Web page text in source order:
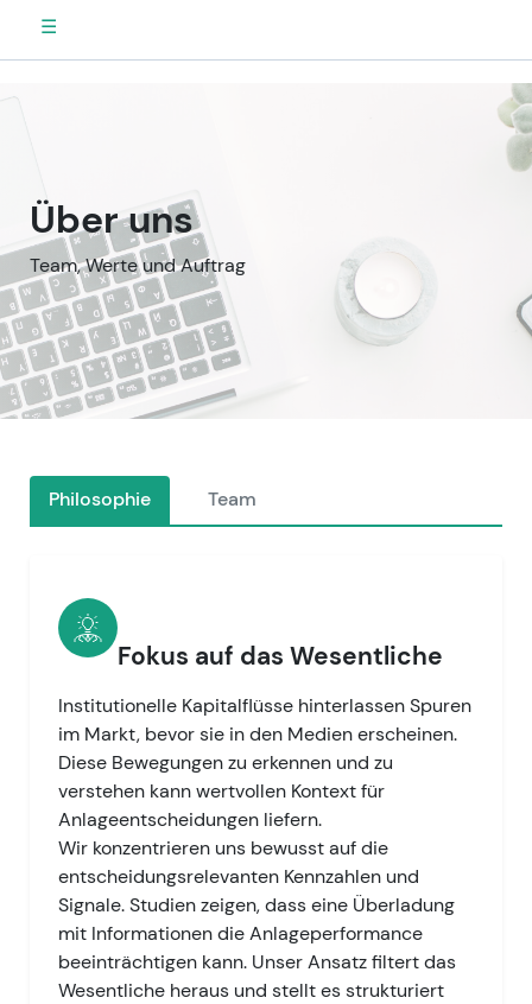
☰
Über uns
Team, Werte und Auftrag
Philosophie Team
Fokus auf das Wesentliche
Institutionelle Kapitalflüsse hinterlassen Spuren
im Markt, bevor sie in den Medien erscheinen.
Diese Bewegungen zu erkennen und zu
verstehen kann wertvollen Kontext für
Anlageentscheidungen liefern.
Wir konzentrieren uns bewusst auf die
entscheidungsrelevanten Kennzahlen und
Signale. Studien zeigen, dass eine Überladung
mit Informationen die Anlageperformance
beeinträchtigen kann. Unser Ansatz filtert das
Wesentliche heraus und stellt es strukturiert